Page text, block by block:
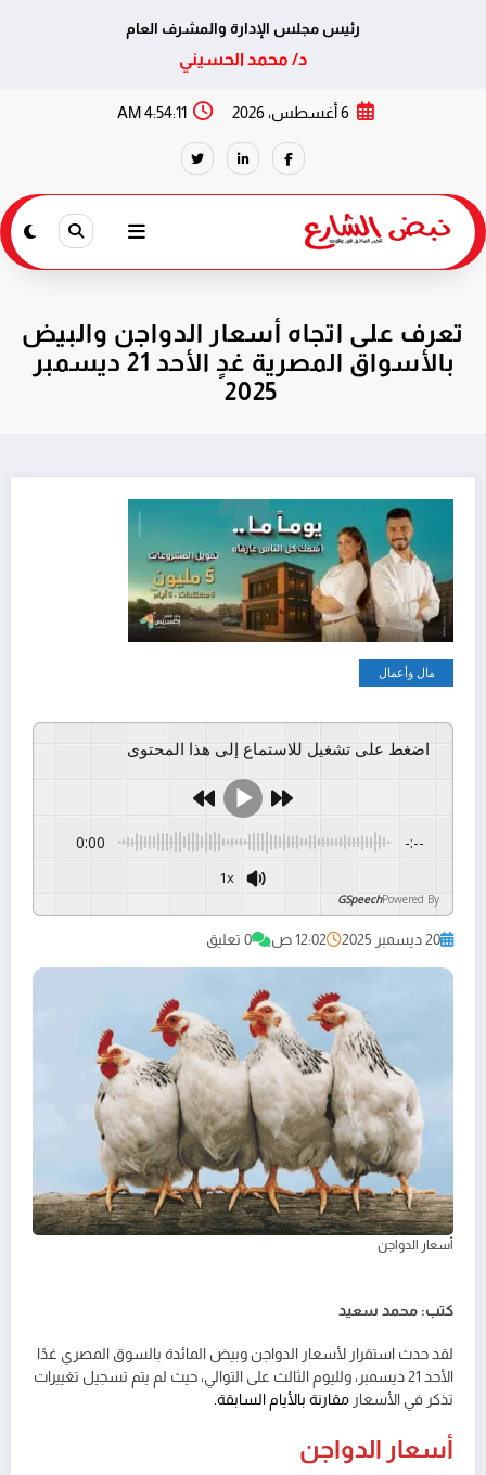
رئيس مجلس الإدارة والمشرف العام
د/ محمد الحسيني
6 أغسطس، 2026 4:54:12 AM
تعرف على اتجاه أسعار الدواجن والبيض
بالأسواق المصرية غدٍ الأحد 21 ديسمبر
2025
مال وأعمال
اضغط على تشغيل للاستماع إلى هذا المحتوى
0:00 -:--
1x
Powered By
GSpeech
20 ديسمبر 2025 12:02 ص 0 تعليق
أسعار الدواجن
كتب: محمد سعيد
لقد حدث استقرار لأسعار الدواجن وبيض المائدة بالسوق المصري غدًا
الأحد 21 ديسمبر، ولليوم الثالث على التوالي، حيث لم يتم تسجيل تغييرات
تذكر في الأسعار مقارنة بالأيام السابقة.
أسعار الدواجن